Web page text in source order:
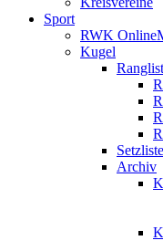
Sport
RWK
Kugel
Archiv